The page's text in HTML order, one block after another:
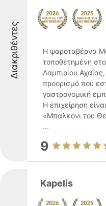
Διακριθέντες
Η ψαροταβέρνα
τοποθετημένη
Λαμπιρίου
προορισμό που
γαστρονομική
Η επιχείρηση
«Μπαλκόνι του
...
9
Kapelis